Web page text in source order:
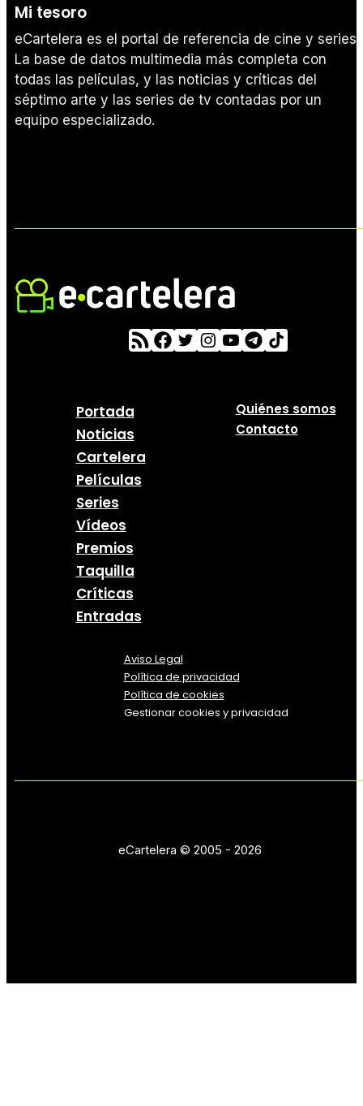
Mi tesoro
eCartelera es el portal de referencia de cine y series.
La base de datos multimedia más completa con
todas las películas, y las noticias y críticas del
séptimo arte y las series de tv contadas por un
equipo especializado.
Portada
Noticias
Cartelera
Películas
Series
Vídeos
Premios
Taquilla
Críticas
Entradas
Quiénes somos
Contacto
Aviso Legal
Política de privacidad
Política de cookies
Gestionar cookies y privacidad
eCartelera © 2005 - 2026